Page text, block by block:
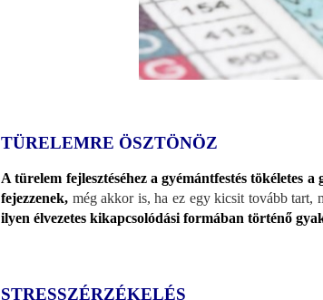
TÜRELEMRE ÖSZTÖNÖZ
A türelem fejlesztéséhez a gyémántfestés tökéletes
fejezzenek, még akkor is, ha ez egy kicsit tovább tart,
ilyen élvezetes kikapcsolódási formában történő
STRESSZÉRZÉKELÉS